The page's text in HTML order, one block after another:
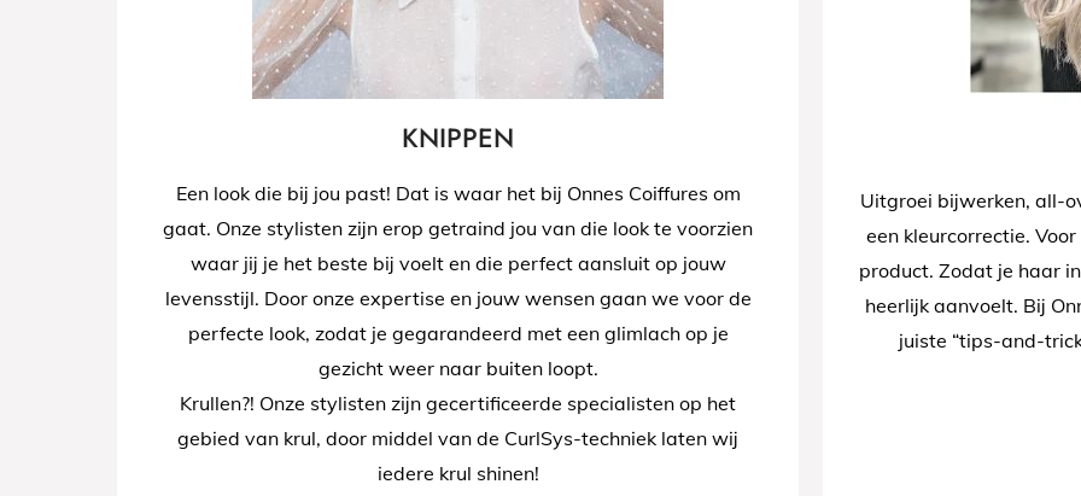
KNIPPEN
Een look die bij jou past! Dat is waar het bij Onnes Coiffures om
gaat. Onze stylisten zijn erop getraind jou van die look te voorzien
waar jij je het beste bij voelt en die perfect aansluit op jouw
levensstijl. Door onze expertise en jouw wensen gaan we voor de
perfecte look, zodat je gegarandeerd met een glimlach op je
gezicht weer naar buiten loopt.
Krullen?! Onze stylisten zijn gecertificeerde specialisten op het
gebied van krul, door middel van de CurlSys-techniek laten wij
iedere krul shinen!
Uitgroei bijwerken, all-
een kleurcorrectie.
product. Zodat je haar
heerlijk aanvoelt. Bij
juiste “tips-and-